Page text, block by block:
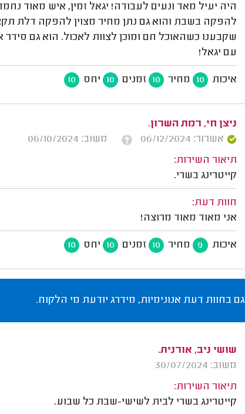
היה יעיל מאד ונעים לעבודה! יגאל זמין, איש מאוד
להפקה בשבת והוא גם נתן מחיר מצוין להפקה דלת
שקבענו כשהאוכל חם ומוכן לצוות לאכול. הוא גם
עם יגאל!
איכות 10 מחיר 10 זמנים 10 יחס 10
ניצן חי, רמת השרון.
אשרור: 06/12/2024
משוב: 06/10/2024
תיאור השירות:
קייטרינג בשרי.
חוות דעת:
אני מאוד מאוד מרוצה!
איכות 9 מחיר 10 זמנים 10 יחס 10
גם בחוות דעת אנונימיות, מידרג יודעת מי הלקוח.
שושי ניב, אורנית.
משוב: 30/07/2024
תיאור השירות:
קייטרינג בשרי לבית לשישי-שבת כל שבוע.